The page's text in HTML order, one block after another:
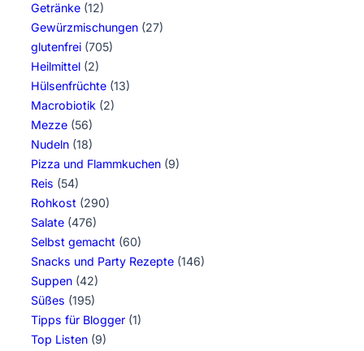
Getränke (12)
Gewürzmischungen (27)
glutenfrei (705)
Heilmittel (2)
Hülsenfrüchte (13)
Macrobiotik (2)
Mezze (56)
Nudeln (18)
Pizza und Flammkuchen (9)
Reis (54)
Rohkost (290)
Salate (476)
Selbst gemacht (60)
Snacks und Party Rezepte (146)
Suppen (42)
Süßes (195)
Tipps für Blogger (1)
Top Listen (9)